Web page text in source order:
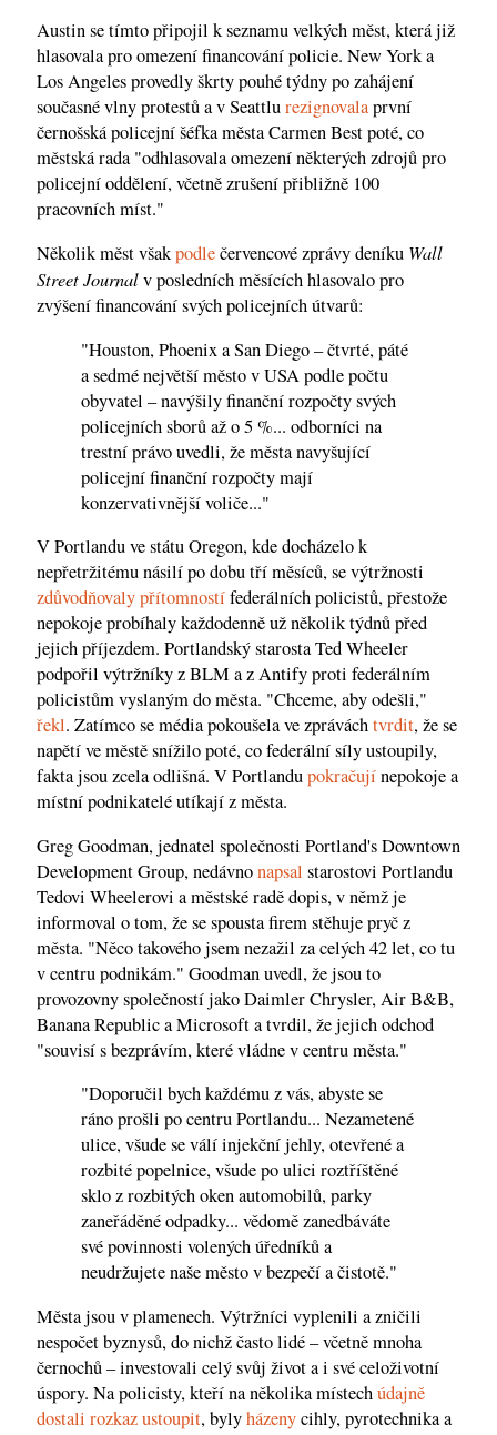
Austin se tímto připojil k seznamu velkých měst, která již
hlasovala pro omezení financování policie. New York a
Los Angeles provedly škrty pouhé týdny po zahájení
současné vlny protestů a v Seattlurezignovalaprvní
černošská policejní šéfka města Carmen Best poté, co
městská rada "odhlasovala omezení některých zdrojů pro
policejní oddělení, včetně zrušení přibližně 100
pracovních míst."
Několik měst všakpodlečervencové zprávy deníku Wall
Street Journalv posledních měsících hlasovalo pro
zvýšení financování svých policejních útvarů:
"Houston, Phoenix a San Diego – čtvrté, páté
a sedmé největší město v USA podle počtu
obyvatel – navýšily finanční rozpočty svých
policejních sborů až o 5 %... odborníci na
trestní právo uvedli, že města navyšující
policejní finanční rozpočty mají
konzervativnější voliče..."
V Portlandu ve státu Oregon, kde docházelo k
nepřetržitému násilí po dobu tří měsíců, se výtržnosti
zdůvodňovalypřítomnostífederálních policistů, přestože
nepokoje probíhaly každodenně už několik týdnů před
jejich příjezdem. Portlandský starosta Ted Wheeler
podpořil výtržníky z BLM a z Antify proti federálním
policistům vyslaným do města. "Chceme, aby odešli,"
řekl. Zatímco se média pokoušela ve zpráváchtvrdit, že se
napětí ve městě snížilo poté, co federální síly ustoupily,
fakta jsou zcela odlišná. V Portlandupokračujínepokoje a
místní podnikatelé utíkají z města.
Greg Goodman, jednatel společnosti Portland's Downtown
Development Group, nedávnonapsal starostovi Portlandu
Tedovi Wheelerovi a městské radě dopis, v němž je
informoval o tom, že se spousta firem stěhuje pryč z
města. "Něco takového jsem nezažil za celých 42 let, co tu
v centru podnikám." Goodman uvedl, že jsou to
provozovny společností jako Daimler Chrysler, Air B&B,
Banana Republic a Microsoft a tvrdil, že jejich odchod
"souvisí s bezprávím, které vládne v centru města."
"Doporučil bych každému z vás, abyste se
ráno prošli po centru Portlandu... Nezametené
ulice, všude se válí injekční jehly, otevřené a
rozbité popelnice, všude po ulici roztříštěné
sklo z rozbitých oken automobilů, parky
zaneřáděné odpadky... vědomě zanedbáváte
své povinnosti volených úředníků a
neudržujete naše město v bezpečí a čistotě."
Města jsou v plamenech. Výtržníci vyplenili a zničili
nespočet byznysů, do nichž často lidé – včetně mnoha
černochů – investovali celý svůj život a i své celoživotní
úspory. Na policisty, kteří na několika místechúdajně
dostali rozkaz ustoupit, bylyházenycihly, pyrotechnika a